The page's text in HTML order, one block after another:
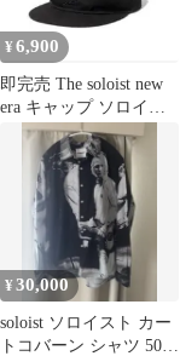
¥ 6,900
即完売 The soloist new
era キャップ ソロイス
ト ニューエラ
¥30,000
soloist ソロイスト カー
トコバーン シャツ 50